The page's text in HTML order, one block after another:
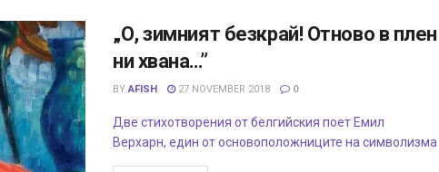
„О, зимният безкрай! Отново в плен
ни хвана…”
BY AFISH 27 NOVEMBER 2018 0
Две стихотворения от белгийския поет Емил
Верхарн, един от основоположниците на символизма